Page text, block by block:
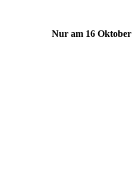
Nur am 16 Oktober